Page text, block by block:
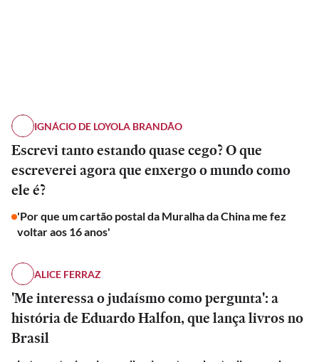
IGNÁCIO DE LOYOLA BRANDÃO
Escrevi tanto estando quase cego? O que
escreverei agora que enxergo o mundo como
ele é?
'Por que um cartão postal da Muralha da China me fez
voltar aos 16 anos'
ALICE FERRAZ
'Me interessa o judaísmo como pergunta': a
história de Eduardo Halfon, que lança livros no
Brasil